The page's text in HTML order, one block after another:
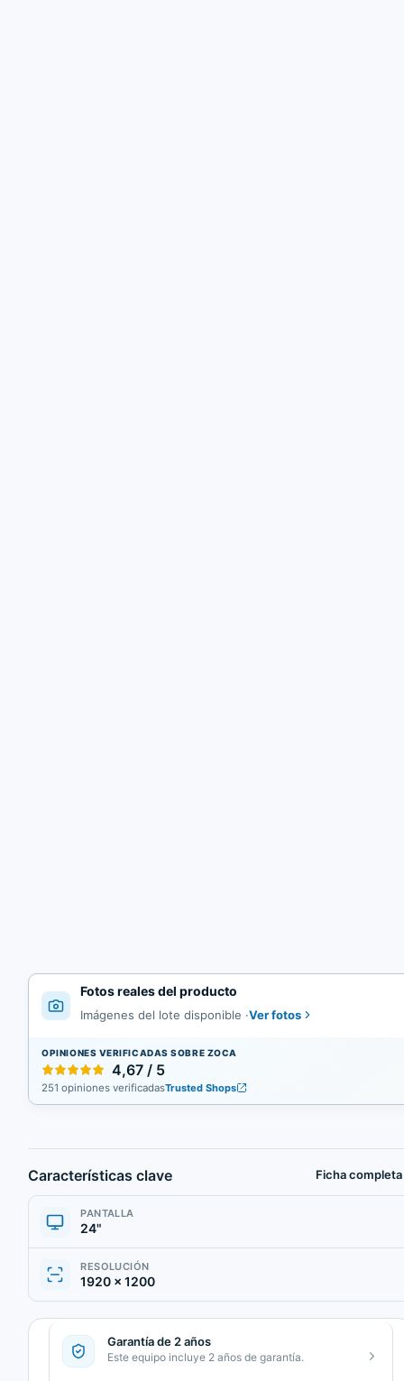
Fotos reales del producto
Imágenes del lote disponible ·Ver fotos
OPINIONES VERIFICADAS SOBRE ZOCA
4,67 / 5
251 opiniones verificadasTrusted Shops
Características clave Ficha completa
PANTALLA
24"
RESOLUCIÓN
1920 × 1200
Garantía de 2 años
Este equipo incluye 2 años de garantía.